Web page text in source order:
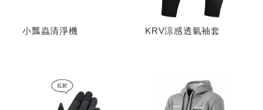
小瓢蟲清淨機 KRV涼感透氣袖套